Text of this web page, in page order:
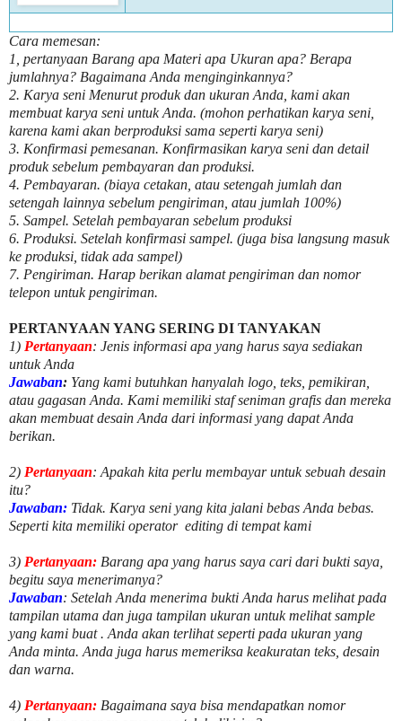
Cara memesan:
1, pertanyaan Barang apa Materi apa Ukuran apa? Berapa
jumlahnya? Bagaimana Anda menginginkannya?
2. Karya seni Menurut produk dan ukuran Anda, kami akan
membuat karya seni untuk Anda. (mohon perhatikan karya seni,
karena kami akan berproduksi sama seperti karya seni)
3. Konfirmasi pemesanan. Konfirmasikan karya seni dan detail
produk sebelum pembayaran dan produksi.
4. Pembayaran. (biaya cetakan, atau setengah jumlah dan
setengah lainnya sebelum pengiriman, atau jumlah 100%)
5. Sampel. Setelah pembayaran sebelum produksi
6. Produksi. Setelah konfirmasi sampel. (juga bisa langsung masuk
ke produksi, tidak ada sampel)
7. Pengiriman. Harap berikan alamat pengiriman dan nomor
telepon untuk pengiriman.
PERTANYAAN YANG SERING DI TANYAKAN
1) Pertanyaan: Jenis informasi apa yang harus saya sediakan
untuk Anda
Jawaban: Yang kami butuhkan hanyalah logo, teks, pemikiran,
atau gagasan Anda. Kami memiliki staf seniman grafis dan mereka
akan membuat desain Anda dari informasi yang dapat Anda
berikan.
2) Pertanyaan: Apakah kita perlu membayar untuksebuah desain
itu?
Jawaban: Tidak. Karya seni yang kita jalani bebas Anda bebas.
Seperti kita memiliki operator editing di tempat kami
3) Pertanyaan: Barang apa yang harus saya cari dari bukti saya,
begitu saya menerimanya?
Jawaban: Setelah Anda menerima bukti Anda harus melihat pada
tampilan utama dan juga tampilan ukuran untuk melihatsample
yang kami buat . Anda akan terlihat seperti pada ukuran yang
Anda minta. Anda juga harus memeriksa keakuratan teks, desain
dan warna.
4) Pertanyaan: Bagaimana saya bisa mendapatkan nomor